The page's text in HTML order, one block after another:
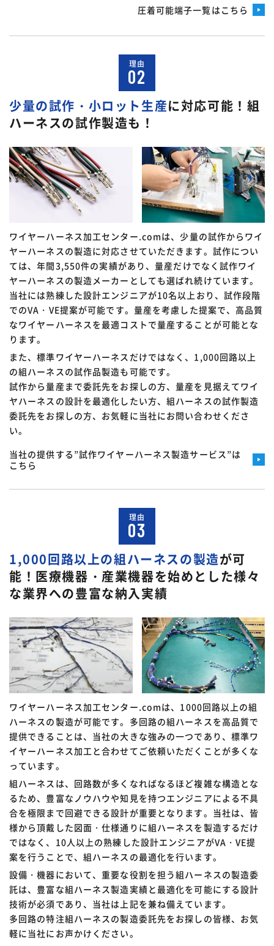
圧着可能端子一覧はこちら
理由
02
少量の試作・小ロット生産に対応可能！ 組
ハーネスの試作製造も！
ワイヤーハーネス加工センター.comは、少量の試作からワイ
ヤーハーネスの製造に対応させていただきます。試作につい
ては、年間3,550件の実績があり、量産だけでなく試作ワイ
ヤーハーネスの製造メーカーとしても選ばれ続けています。
当社には熟練した設計エンジニアが10名以上おり、試作段階
でのVA・VE提案が可能です。量産を考慮した提案で、高品質
なワイヤーハーネスを最適コストで量産することが可能とな
ります。
また、標準ワイヤーハーネスだけではなく、1,000回路以上
の組ハーネスの試作品製造も可能です。
試作から量産まで委託先をお探しの方、量産を見据えてワイ
ヤハーネスの設計を最適化したい方、組ハーネスの試作製造
委託先をお探しの方、お気軽に当社にお問い合わせくださ
い。
当社の提供する”試作ワイヤーハーネス製造サービス”は
こちら
理由
03
1,000回路以上の組ハーネスの製造が可
能！ 医療機器・産業機器を始めとした様々
な業界への豊富な納入実績
ワイヤーハーネス加工センター.comは、1000回路以上の組
ハーネスの製造が可能です。多回路の組ハーネスを高品質で
提供できることは、当社の大きな強みの一つであり、標準ワ
イヤーハーネス加工と合わせてご依頼いただくことが多くな
っています。
組ハーネスは、回路数が多くなればなるほど複雑な構造とな
るため、豊富なノウハウや知見を持つエンジニアによる不具
合を極限まで回避できる設計が重要となります。当社は、皆
様から頂戴した図面・仕様通りに組ハーネスを製造するだけ
ではなく、10人以上の熟練した設計エンジニアがVA・VE提
案を行うことで、組ハーネスの最適化を行います。
設備・機器において、重要な役割を担う組ハーネスの製造委
託は、豊富な組ハーネス製造実績と最適化を可能にする設計
技術が必須であり、当社は上記を兼ね備えています。
多回路の特注組ハーネスの製造委託先をお探しの皆様、お気
軽に当社にお声かけください。